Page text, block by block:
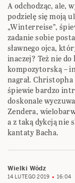
A odchodząc, ale,
podzielę się moją
„Winterreise”,
zadanie sobie
sławnego ojca,
inaczej? Też nie
kompozytorską –
nagrał. Christopha
śpiewie bardzo
doskonale
Zendera,
a z taką dykcją nie
kantaty Bacha.
Wielki Wódz
14 LUTEGO 2019 16:04